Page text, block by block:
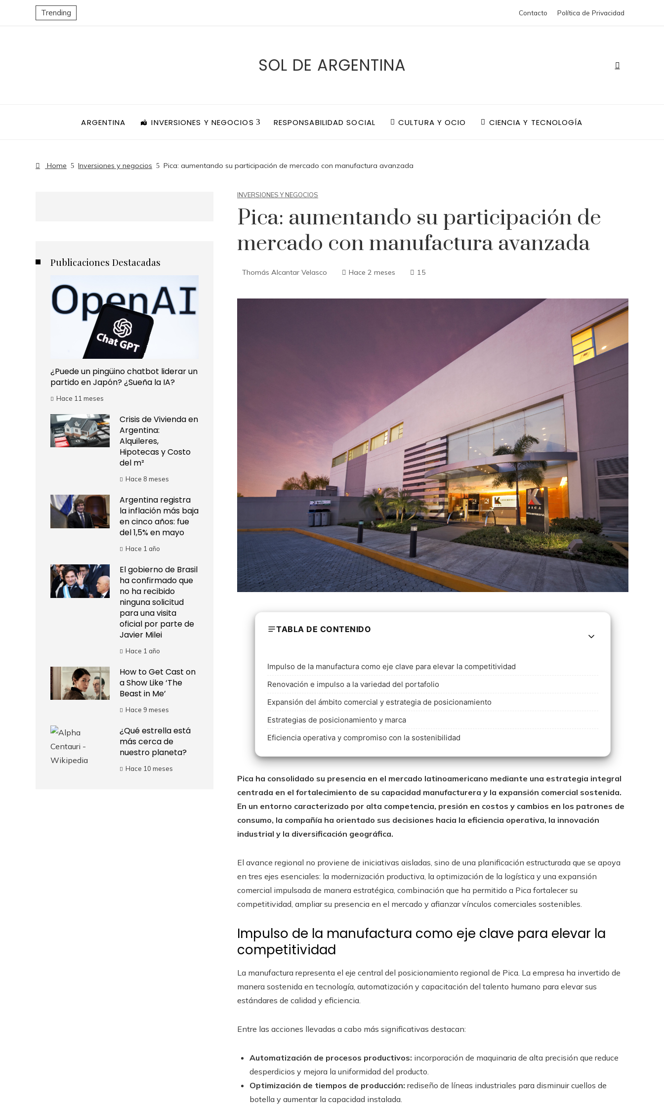
Trending Contacto Política de Privacidad
SOL DE ARGENTINA
ARGENTINA INVERSIONES Y NEGOCIOS RESPONSABILIDAD SOCIAL CULTURA Y OCIO CIENCIA Y TECNOLOGÍA
Home Inversiones y negocios Pica: aumentando su participación de mercado con manufactura avanzada
INVERSIONES Y NEGOCIOS
Pica: aumentando su participación de
mercado con manufactura avanzada
Thomás Alcantar Velasco Hace 2 meses 15
TABLA DE CONTENIDO
Impulso de la manufactura como eje clave para elevar la competitividad
Renovación e impulso a la variedad del portafolio
Expansión del ámbito comercial y estrategia de posicionamiento
Estrategias de posicionamiento y marca
Eficiencia operativa y compromiso con la sostenibilidad
Pica ha consolidado su presencia en el mercado latinoamericano mediante una estrategia integral
centrada en el fortalecimiento de su capacidad manufacturera y la expansión comercial sostenida.
En un entorno caracterizado por alta competencia, presión en costos y cambios en los patrones de
consumo, la compañía ha orientado sus decisiones hacia la eficiencia operativa, la innovación
industrial y la diversificación geográfica.
El avance regional no proviene de iniciativas aisladas, sino de una planificación estructurada que se apoya
en tres ejes esenciales: la modernización productiva, la optimización de la logística y una expansión
comercial impulsada de manera estratégica, combinación que ha permitido a Pica fortalecer su
competitividad, ampliar su presencia en el mercado y afianzar vínculos comerciales sostenibles.
Impulso de la manufactura como eje clave para elevar la
competitividad
La manufactura representa el eje central del posicionamiento regional de Pica. La empresa ha invertido de
manera sostenida en tecnología, automatización y capacitación del talento humano para elevar sus
estándares de calidad y eficiencia.
Entre las acciones llevadas a cabo más significativas destacan:
Automatización de procesos productivos: incorporación de maquinaria de alta precisión que reduce
desperdicios y mejora la uniformidad del producto.
Optimización de tiempos de producción: rediseño de líneas industriales para disminuir cuellos de
botella y aumentar la capacidad instalada.
Publicaciones Destacadas
¿Puede un pingüino chatbot liderar un
partido en Japón? ¿Sueña la IA?
Hace 11 meses
Crisis de Vivienda en
Argentina:
Alquileres,
Hipotecas y Costo
del m²
Hace 8 meses
Argentina registra
la inflación más baja
en cinco años: fue
del 1,5% en mayo
Hace 1 año
El gobierno de Brasil
ha confirmado que
no ha recibido
ninguna solicitud
para una visita
oficial por parte de
Javier Milei
Hace 1 año
How to Get Cast on
a Show Like ‘The
Beast in Me’
Hace 9 meses
¿Qué estrella está
más cerca de
nuestro planeta?
Hace 10 meses